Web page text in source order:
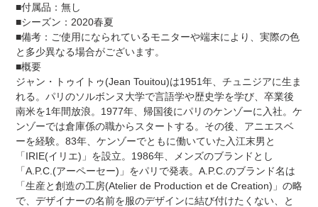
■付属品：無し
■シーズン：2020春夏
■備考：ご使用になられているモニターや端末により、実際の色
と多少異なる場合がございます。
■概要
ジャン・トゥイトゥ(Jean Touitou)は1951年、チュニジアに生ま
れる。パリのソルボンヌ大学で言語学や歴史学を学び、卒業後
南米を1年間放浪。1977年、帰国後にパリのケンゾーに入社。ケ
ンゾーでは倉庫係の職からスタートする。その後、アニエスベ
ーを経験。83年、ケンゾーでともに働いていた入江末男と
「IRIE(イリエ)」を設立。1986年、メンズのブランドとし
「A.P.C.(アーペーセー)」をパリで発表。A.P.C.のブランド名は
「生産と創造の工房(Atelier de Production et de Creation)」の略
で、デザイナーの名前を服のデザインに結び付けたくない、と